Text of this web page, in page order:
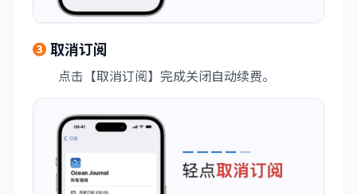
❸取消订阅
点击【取消订阅】完成关闭自动续费。